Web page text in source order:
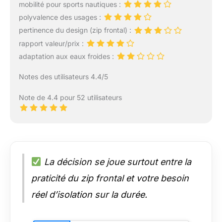
mobilité pour sports nautiques :
polyvalence des usages :
pertinence du design (zip frontal) :
rapport valeur/prix :
adaptation aux eaux froides :
Notes des utilisateurs 4.4/5
Note de 4.4 pour 52 utilisateurs
La décision se joue surtout entre la
praticité du zip frontal et votre besoin
réel d’isolation sur la durée.